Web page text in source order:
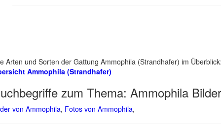
Arten und Sorten der Gattung Ammophila (Strandhafer) im
Ammophila (Strandhafer)
zum Thema: Ammophila Bilder
von Ammophila, Fotos von Ammophila,